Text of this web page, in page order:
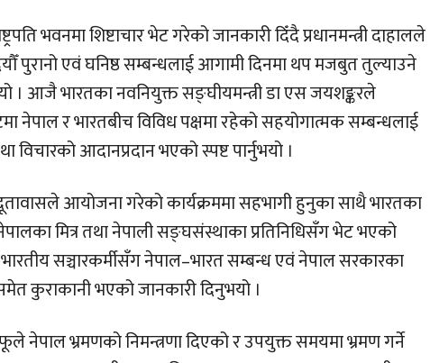
भवनमा शिष्टाचार भेट गरेको जानकारी दिँदै प्रधानमन्त्री दाहालले
पुरानो एवं घनिष्ठ सम्बन्धलाई आगामी दिनमा थप मजबुत तुल्याउने
आजै भारतका नवनियुक्त सङ्घीयमन्त्री डा एस जयशङ्करले
नेपाल र भारतबीच विविध पक्षमा रहेको सहयोगात्मक सम्बन्धलाई
आदानप्रदान भएको स्पष्ट पार्नुभयो ।
आयोजना गरेको कार्यक्रममा सहभागी हुनुका साथै भारतका
मित्र तथा नेपाली सङ्घसंस्थाका प्रतिनिधिसँग भेट भएको
भारतीय सञ्चारकर्मीसँग नेपाल–भारत सम्बन्ध एवं नेपाल सरकारका
कुराकानी भएको जानकारी दिनुभयो ।
नेपाल भ्रमणको निमन्त्रणा दिएको र उपयुक्त समयमा भ्रमण गर्ने